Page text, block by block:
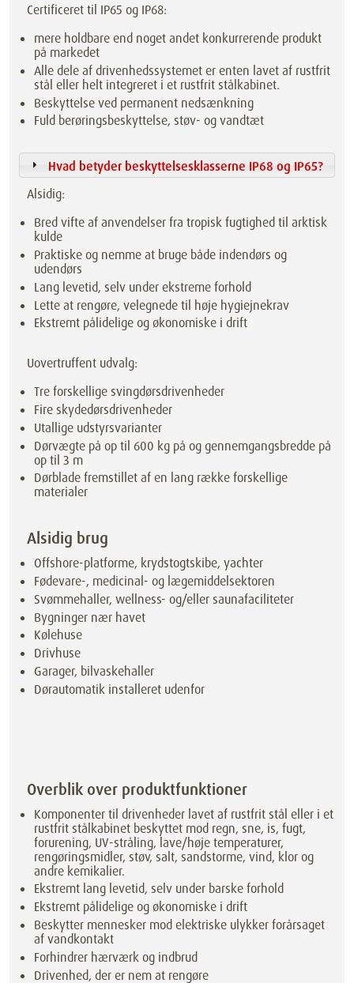
Certificeret til IP65 og IP68:
mere holdbare end noget andet konkurrerende produkt
på markedet
Alle dele af drivenhedssystemet er enten lavet af rustfrit
stål eller helt integreret i et rustfrit stålkabinet.
Beskyttelse ved permanent nedsænkning
Fuld berøringsbeskyttelse, støv- og vandtæt
Hvad betyder beskyttelsesklasserne IP68 og IP65?
Alsidig:
Bred vifte af anvendelser fra tropisk fugtighed til arktisk
kulde
Praktiske og nemme at bruge både indendørs og
udendørs
Lang levetid, selv under ekstreme forhold
Lette at rengøre, velegnede til høje hygiejnekrav
Ekstremt pålidelige og økonomiske i drift
Uovertruffent udvalg:
Tre forskellige svingdørsdrivenheder
Fire skydedørsdrivenheder
Utallige udstyrsvarianter
Dørvægte på op til 600 kg på og gennemgangsbredde på
op til 3 m
Dørblade fremstillet af en lang række forskellige
materialer
Alsidig brug
Offshore-platforme, krydstogtskibe, yachter
Fødevare-, medicinal- og lægemiddelsektoren
Svømmehaller, wellness- og/eller saunafaciliteter
Bygninger nær havet
Kølehuse
Drivhuse
Garager, bilvaskehaller
Dørautomatik installeret udenfor
Overblik over produktfunktioner
Komponenter til drivenheder lavet af rustfrit stål eller i et
rustfrit stålkabinet beskyttet mod regn, sne, is, fugt,
forurening, UV-stråling, lave/høje temperaturer,
rengøringsmidler, støv, salt, sandstorme, vind, klor og
andre kemikalier.
Ekstremt lang levetid, selv under barske forhold
Ekstremt pålidelige og økonomiske i drift
Beskytter mennesker mod elektriske ulykker forårsaget
af vandkontakt
Forhindrer hærværk og indbrud
Drivenhed, der er nem at rengøre